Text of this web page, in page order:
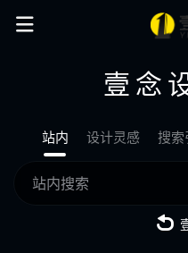
壹念
站内 设计灵感 搜索